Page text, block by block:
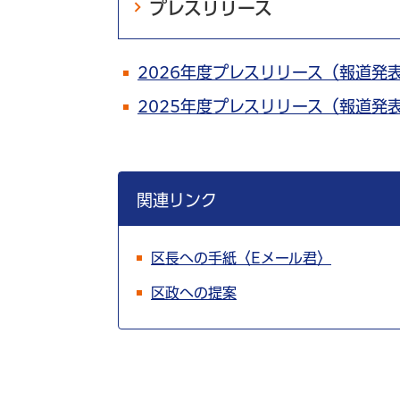
プレスリリース
2026年度プレスリリース（報道発表
2025年度プレスリリース（報道発表
関連リンク
区長への手紙〈Eメール君〉
区政への提案